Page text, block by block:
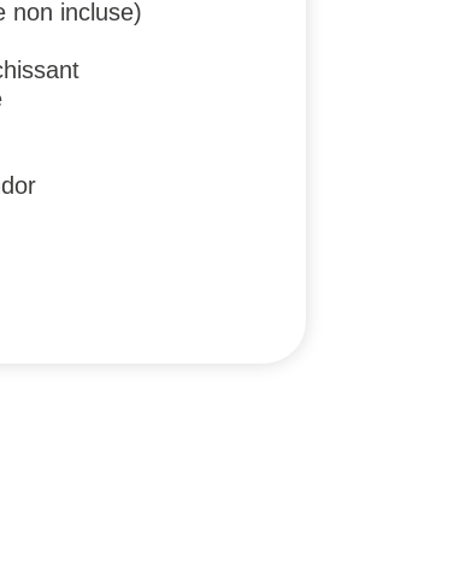
non incluse)